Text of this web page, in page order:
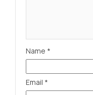
Name *
Email *